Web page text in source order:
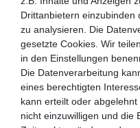
WIR
Drittanbietern
zu analysieren. Die
gesetzte Cookies. Wir
in den Einstellungen
Die Datenverarbeitung
eines berechtigten
kann erteilt oder
nicht einzuwilligen und die